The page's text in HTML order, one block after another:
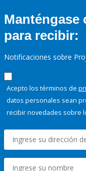
Manténgase
para recibir:
Notificaciones sobre
Acepto los términos de
datos personales sean
recibir novedades sobre